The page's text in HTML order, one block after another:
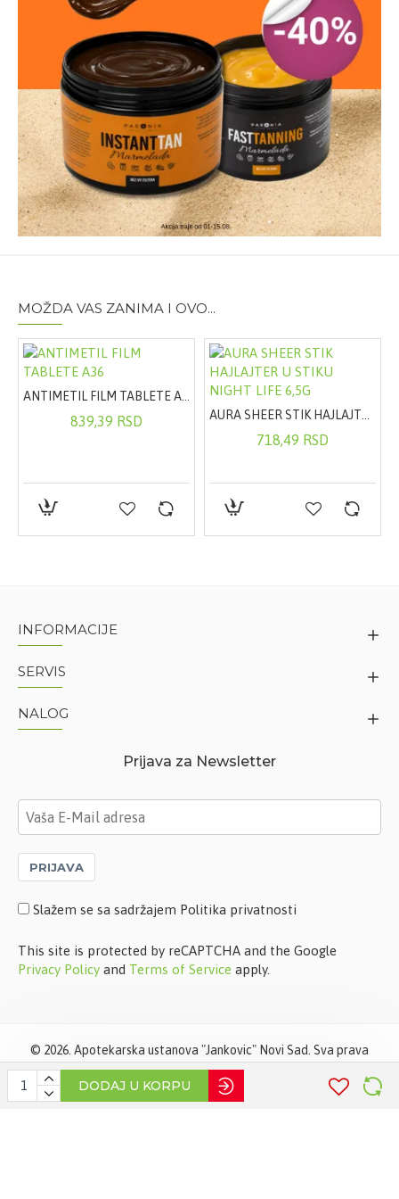
DODAJ U KORPU
Sodium PCA, Cholesterol, Helianthus Annuus SeedOil,
Alanine, Carnitine, Glycine, Sodium Chloride,
Dimethicone, Xanthan Gum, Sodium Cetearyl Sulfate,
Decylene Glycol, Phenoxyethanol, Pentylene Glycol
Pakovanje:Tuba
Tip artikla:Krema
Količina:75ml
Vrsta artikla:Krema za ruke sa ureom
Proizvođač: Beiersdorf, Nemačka
Brend: Eucerin
MOŽDA VAS ZANIMA I OVO...
839,39 RSD
718,49 RSD
INFORMACIJE
SERVIS
NALOG
Prijava za Newsletter
PRIJAVA
Slažem se sa sadržajem Politika privatnosti
This site is protected by reCAPTCHA and the Google
Privacy Policy and Terms of Service apply.
© 2026. Apotekarska ustanova "Jankovic" Novi Sad. Sva prava
zadržana. Softverska izradaSTIV Solutions